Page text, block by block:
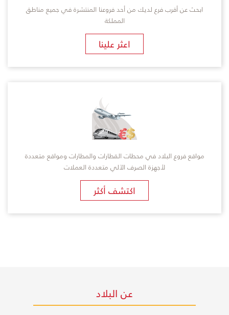
ابحث عن أقرب فرع لديك من أحد فروعنا المنتشرة في جميع مناطق
المملكة
​اعثر علينا
مواقع فروع البلاد في محطات القطارات والمطارات ومواقع متعددة
لأجهزة الصرف الآلي متعددة العملات
اكتشف أكثر
عن البلاد